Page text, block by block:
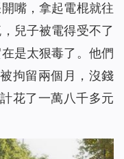
嘴，拿起電棍就往
兒子被電得受不了
是太狠毒了。他們
拘留兩個月，沒錢
花了一萬八千多元